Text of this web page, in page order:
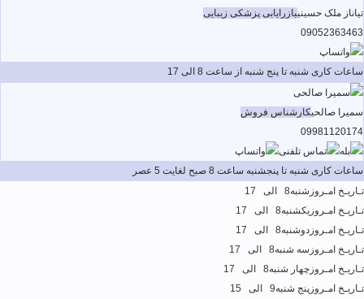
تیاناز ملک حسینیبازرایابی پزشکی زیبایی
09052363463
ساعات کاری شنبه تا پنج شنبه از ساعت 8 الی 17
سمیرا صالحیکارشناس فروش
09981120174
ساعات کاری شنبه تا پنجشنبه ساعت 8 صبح لغایت 5 عصر
تـاریـخ امـروز شنبه8 الی 17
تـاریـخ امـروز یکشنبه8 الی 17
تـاریـخ امـروز دوشنبه8 الی 17
تـاریـخ امـروز سه شنبه8 الی 17
تـاریـخ امـروز چهار شنبه8 الی 17
تـاریـخ امـروز پنج شنبه9 الی 15